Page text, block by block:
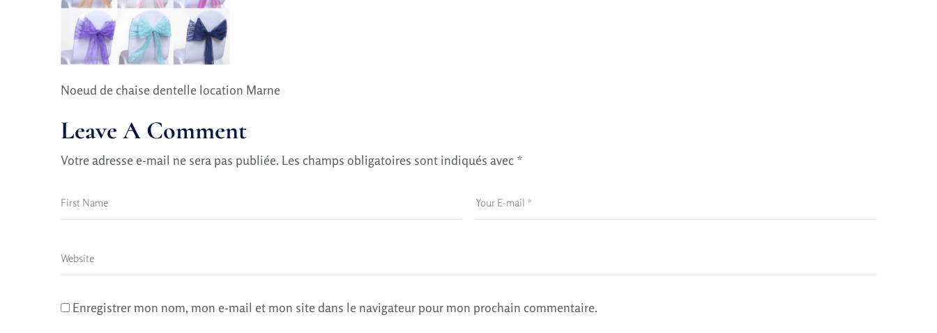
Noeud de chaise dentelle location Marne
Leave A Comment
Votre adresse e-mail ne sera pas publiée. Les champs obligatoires sont indiqués avec *
Enregistrer mon nom, mon e-mail et mon site dans le navigateur pour mon prochain commentaire.